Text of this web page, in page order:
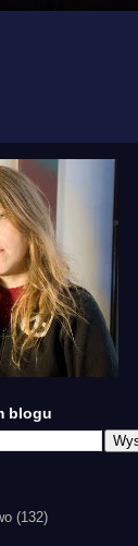
blogu
(132)